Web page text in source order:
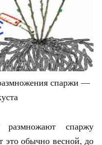
спаржи —
спаржу
это обычно весной, до